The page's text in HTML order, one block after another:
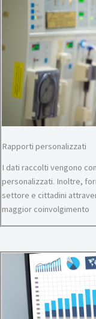
Rapporti personalizzati
I dati raccolti vengono
personalizzati. Inoltre,
settore e cittadini
maggior coinvolgimento